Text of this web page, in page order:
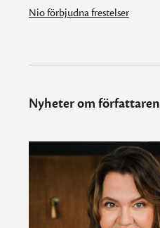
Nio förbjudna frestelser
Nyheter om författaren